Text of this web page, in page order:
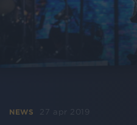
NEWS 27 apr 2019